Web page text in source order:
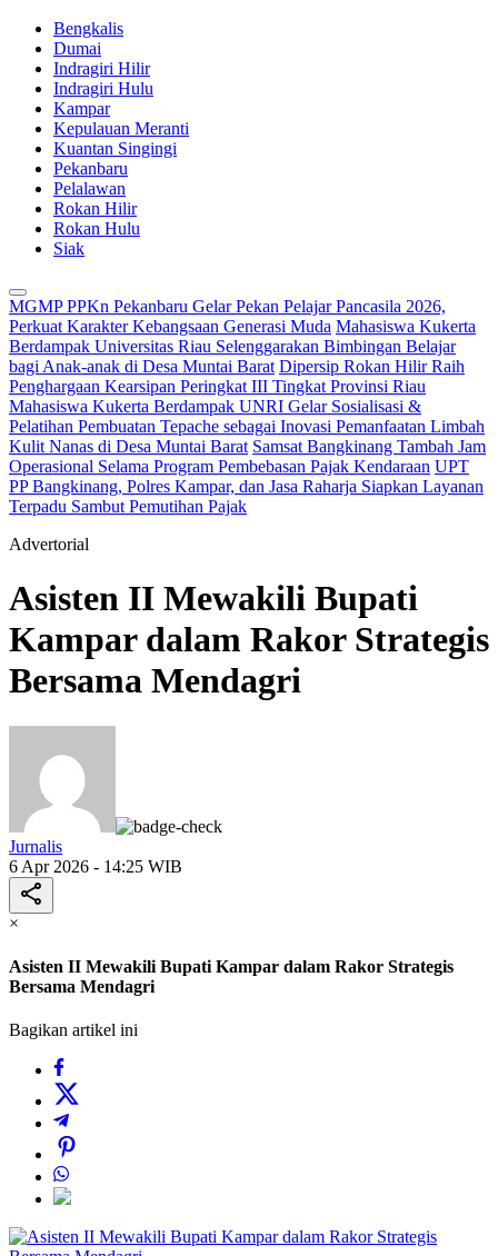
Bengkalis
Dumai
Indragiri Hilir
Indragiri Hulu
Kampar
Kepulauan Meranti
Kuantan Singingi
Pekanbaru
Pelalawan
Rokan Hilir
Rokan Hulu
Siak
MGMP PPKn Pekanbaru Gelar Pekan Pelajar Pancasila 2026,
Perkuat Karakter Kebangsaan Generasi Muda Mahasiswa Kukerta
Berdampak Universitas Riau Selenggarakan Bimbingan Belajar
bagi Anak-anak di Desa Muntai Barat Dipersip Rokan Hilir Raih
Penghargaan Kearsipan Peringkat III Tingkat Provinsi Riau
Mahasiswa Kukerta Berdampak UNRI Gelar Sosialisasi &
Pelatihan Pembuatan Tepache sebagai Inovasi Pemanfaatan Limbah
Kulit Nanas di Desa Muntai Barat Samsat Bangkinang Tambah Jam
Operasional Selama Program Pembebasan Pajak Kendaraan UPT
PP Bangkinang, Polres Kampar, dan Jasa Raharja Siapkan Layanan
Terpadu Sambut Pemutihan Pajak
Advertorial
Asisten II Mewakili Bupati
Kampar dalam Rakor Strategis
Bersama Mendagri
Jurnalis
6 Apr 2026 - 14:25 WIB
×
Asisten II Mewakili Bupati Kampar dalam Rakor Strategis
Bersama Mendagri
Bagikan artikel ini